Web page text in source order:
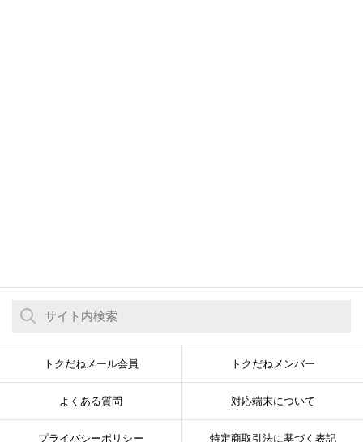
トクだねメール会員 トクだねメンバー
よくある質問 対応端末について
プライバシーポリシー 特定商取引法に基づく表記